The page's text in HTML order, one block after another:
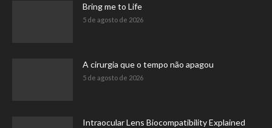
Bring me to Life
5 de agosto de 2026
A cirurgia que o tempo não apagou
5 de agosto de 2026
Intraocular Lens Biocompatibility Explained